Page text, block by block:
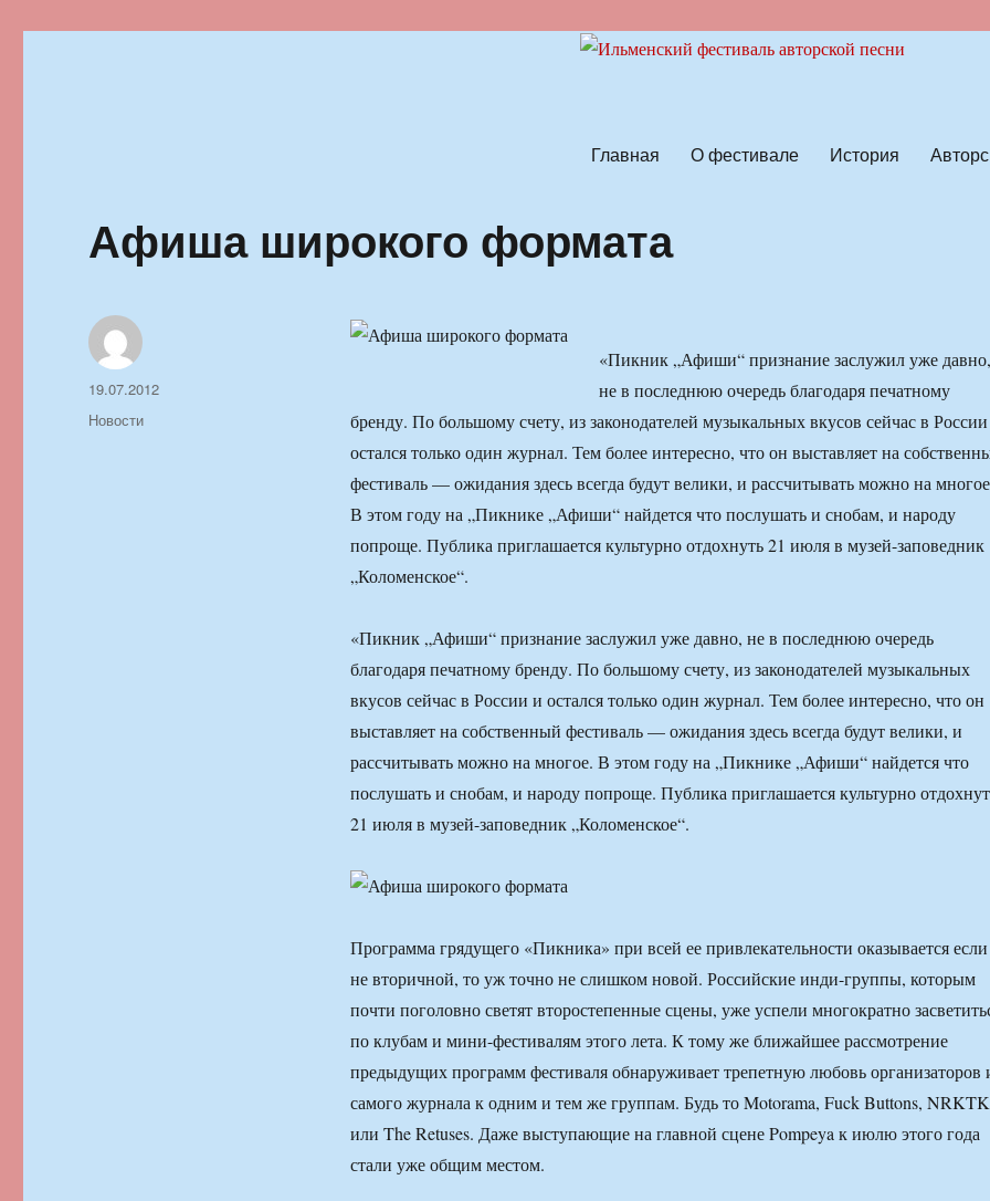
Главная О фестивале История
Афиша широкого формата
«Пикник „Афиши“ признание заслужил уже давно,
не в последнюю очередь благодаря печатному
бренду. По большому счету, из законодателей музыкальных вкусов сейчас в
остался только один журнал. Тем более интересно, что он выставляет на
фестиваль — ожидания здесь всегда будут велики, и рассчитывать можно на
В этом году на „Пикнике „Афиши“ найдется что послушать и снобам, и народу
попроще. Публика приглашается культурно отдохнуть 21 июля в музей-заповедник
„Коломенское“.
«Пикник „Афиши“ признание заслужил уже давно, не в последнюю очередь
благодаря печатному бренду. По большому счету, из законодателей музыкальных
вкусов сейчас в России и остался только один журнал. Тем более интересно, что он
выставляет на собственный фестиваль — ожидания здесь всегда будут велики, и
рассчитывать можно на многое. В этом году на „Пикнике „Афиши“ найдется что
послушать и снобам, и народу попроще. Публика приглашается культурно
21 июля в музей-заповедник „Коломенское“.
Программа грядущего «Пикника» при всей ее привлекательности оказывается если
не вторичной, то уж точно не слишком новой. Российские инди-группы, которым
почти поголовно светят второстепенные сцены, уже успели многократно
по клубам и мини-фестивалям этого лета. К тому же ближайшее рассмотрение
предыдущих программ фестиваля обнаруживает трепетную любовь организаторов
самого журнала к одним и тем же группам. Будь то Motorama, Fuck Buttons, NRKTK
или The Retuses. Даже выступающие на главной сцене Pompeya к июлю этого года
стали уже общим местом.
Автор
Опубликовано
19.07.2012
Рубрики
Новости